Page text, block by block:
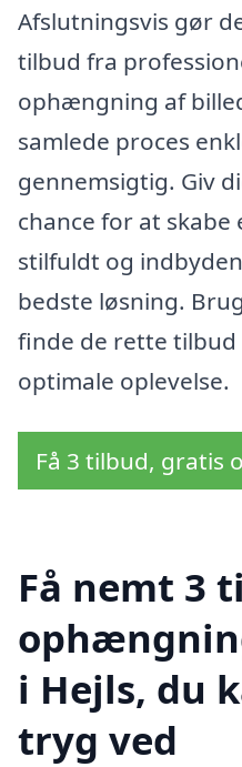
Afslutningsvis gør
tilbud fra
ophængning af
samlede proces
gennemsigtig. Giv
chance for at
stilfuldt og
bedste løsning.
finde de rette tilbud
optimale oplevelse.
Få 3 tilbud, gratis
Få nemt 3
i Hejls, du
tryg ved